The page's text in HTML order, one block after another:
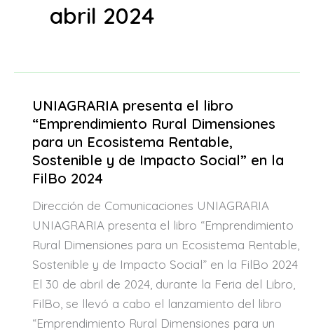
abril 2024
UNIAGRARIA presenta el libro
“Emprendimiento Rural Dimensiones
para un Ecosistema Rentable,
Sostenible y de Impacto Social” en la
FilBo 2024
Dirección de Comunicaciones UNIAGRARIA
UNIAGRARIA presenta el libro “Emprendimiento
Rural Dimensiones para un Ecosistema Rentable,
Sostenible y de Impacto Social” en la FilBo 2024
El 30 de abril de 2024, durante la Feria del Libro,
FilBo, se llevó a cabo el lanzamiento del libro
“Emprendimiento Rural Dimensiones para un